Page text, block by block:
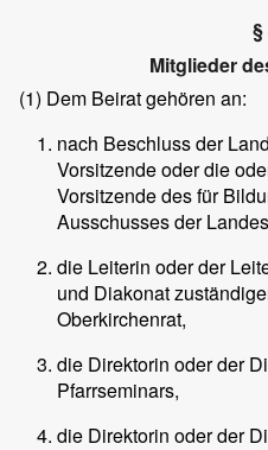
§
Mitglieder
(1) Dem Beirat gehören an:
nach Beschluss der
Vorsitzende oder die
Vorsitzende des für
Ausschusses der
die Leiterin oder der
und Diakonat
Oberkirchenrat,
die Direktorin oder der
Pfarrseminars,
die Direktorin oder der